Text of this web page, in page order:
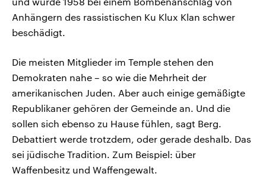
Anhängern des rassistischen Ku Klux Klan schwer
beschädigt.
Die meisten Mitglieder im Temple stehen den
Demokraten nahe – so wie die Mehrheit der
amerikanischen Juden. Aber auch einige gemäßigte
Republikaner gehören der Gemeinde an. Und die
sollen sich ebenso zu Hause fühlen, sagt Berg.
Debattiert werde trotzdem, oder gerade deshalb. Das
sei jüdische Tradition. Zum Beispiel: über
Waffenbesitz und Waffengewalt.